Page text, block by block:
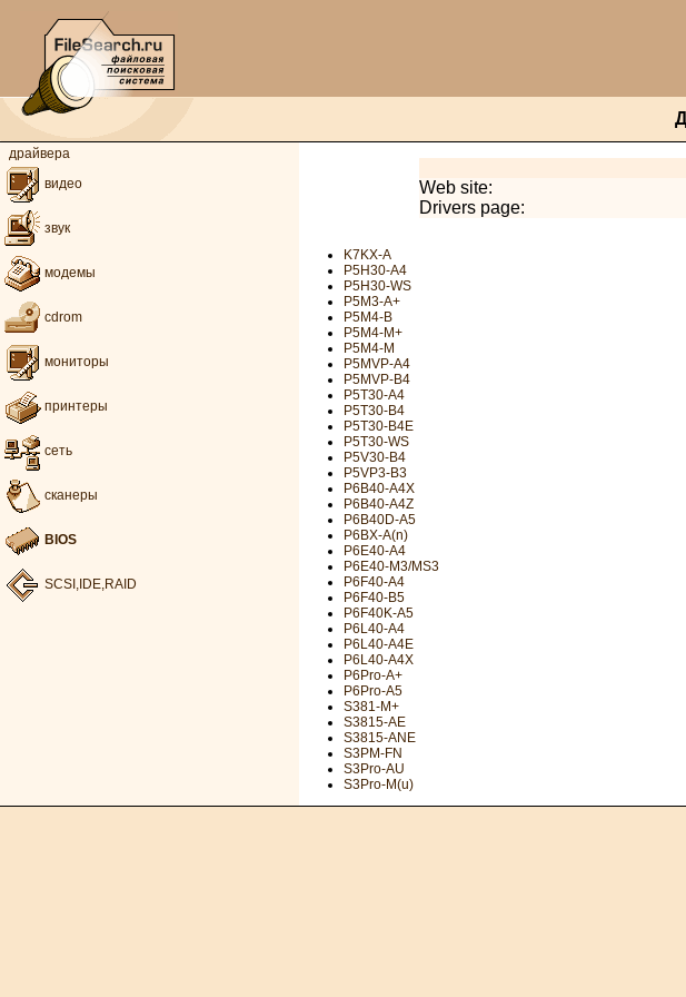
драйвера
видео
звук
модемы
cdrom
мониторы
принтеры
сеть
сканеры
BIOS
SCSI,IDE,RAID
Web site:
Drivers page:
K7KX-A
P5H30-A4
P5H30-WS
P5M3-A+
P5M4-B
P5M4-M+
P5M4-M
P5MVP-A4
P5MVP-B4
P5T30-A4
P5T30-B4
P5T30-B4E
P5T30-WS
P5V30-B4
P5VP3-B3
P6B40-A4X
P6B40-A4Z
P6B40D-A5
P6BX-A(n)
P6E40-A4
P6E40-M3/MS3
P6F40-A4
P6F40-B5
P6F40K-A5
P6L40-A4
P6L40-A4E
P6L40-A4X
P6Pro-A+
P6Pro-A5
S381-M+
S3815-AE
S3815-ANE
S3PM-FN
S3Pro-AU
S3Pro-M(u)